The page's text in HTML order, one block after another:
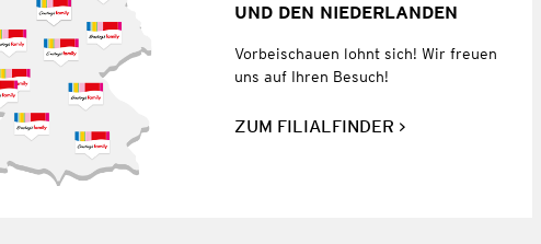
UND DEN NIEDERLANDEN
Vorbeischauen lohnt sich! Wir freuen
uns auf Ihren Besuch!
ZUM FILIALFINDER